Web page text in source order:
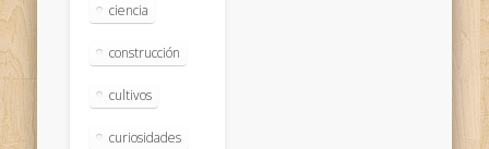
ciencia
construcción
cultivos
curiosidades